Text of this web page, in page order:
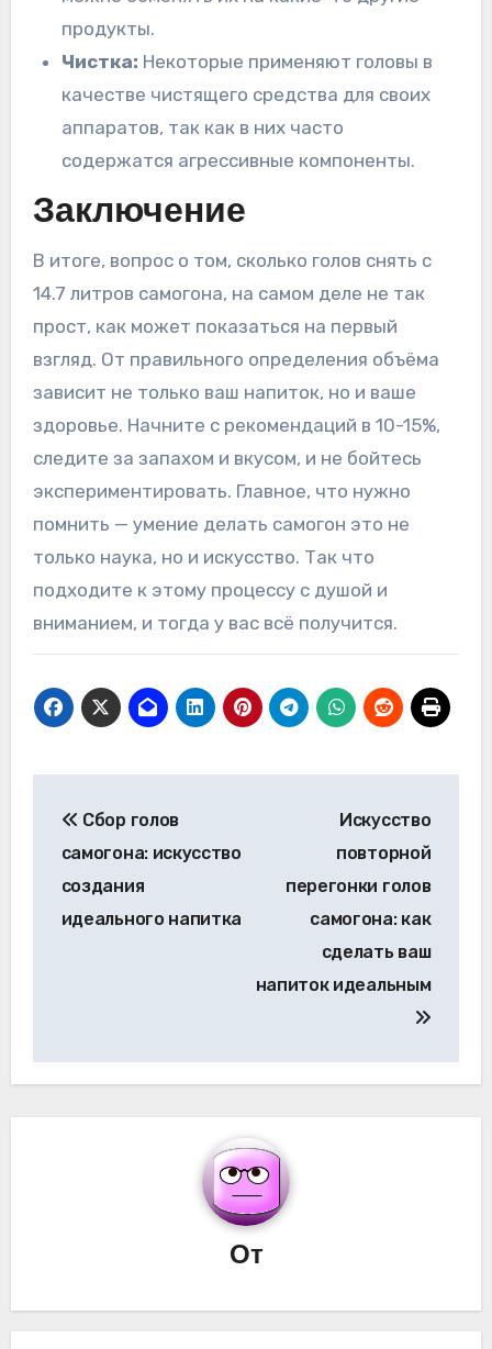
продукты.
Чистка: Некоторые применяют головы в
качестве чистящего средства для своих
аппаратов, так как в них часто
содержатся агрессивные компоненты.
Заключение
В итоге, вопрос о том, сколько голов снять с
14.7 литров самогона, на самом деле не так
прост, как может показаться на первый
взгляд. От правильного определения объёма
зависит не только ваш напиток, но и ваше
здоровье. Начните с рекомендаций в 10-15%,
следите за запахом и вкусом, и не бойтесь
экспериментировать. Главное, что нужно
помнить — умение делать самогон это не
только наука, но и искусство. Так что
подходите к этому процессу с душой и
вниманием, и тогда у вас всё получится.
по
записям
Сбор голов
самогона: искусство
создания
идеального напитка
Искусство
повторной
перегонки голов
самогона: как
сделать ваш
напиток идеальным
От